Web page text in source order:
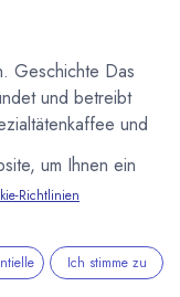
Geschichte Das
und betreibt
und
sind. Mit
ein Ladenlokal
um Ihnen ein
Richtlinien
Ich stimme zu